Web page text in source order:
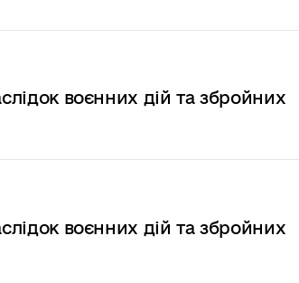
воєнних дій та збройних
воєнних дій та збройних